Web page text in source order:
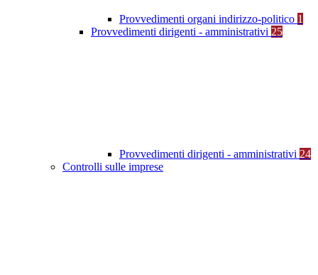
Provvedimenti organi indirizzo-politico 1
Provvedimenti dirigenti - amministrativi 25
Provvedimenti dirigenti - amministrativi 24
Controlli sulle imprese